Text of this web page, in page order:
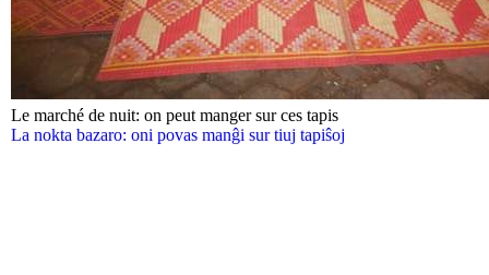
Le marché de nuit: on peut manger sur ces tapis
La nokta bazaro: oni povas manĝi sur tiuj tapiŝoj